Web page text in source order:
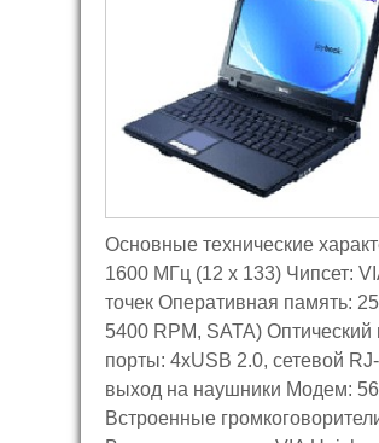
Основные технические
1600 МГц (12 x 133) Чипсет:
точек Оперативная память:
5400 RPM, SATA)
порты: 4хUSB 2.0, сетевой
выход на наушники Модем:
Встроенные